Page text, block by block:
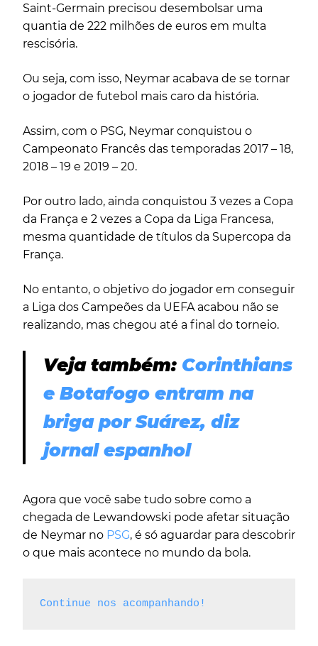
Saint-Germain precisou desembolsar uma
quantia de 222 milhões de euros em multa
rescisória.
Ou seja, com isso, Neymar acabava de se tornar
o jogador de futebol mais caro da história.
Assim, com o PSG, Neymar conquistou o
Campeonato Francês das temporadas 2017 – 18,
2018 – 19 e 2019 – 20.
Por outro lado, ainda conquistou 3 vezes a Copa
da França e 2 vezes a Copa da Liga Francesa,
mesma quantidade de títulos da Supercopa da
França.
No entanto, o objetivo do jogador em conseguir
a Liga dos Campeões da UEFA acabou não se
realizando, mas chegou até a final do torneio.
Veja também: Corinthians
e Botafogo entram na
briga por Suárez, diz
jornal espanhol
Agora que você sabe tudo sobre como a
chegada de Lewandowski pode afetar situação
de Neymar no PSG, é só aguardar para descobrir
o que mais acontece no mundo da bola.
Continue nos acompanhando!